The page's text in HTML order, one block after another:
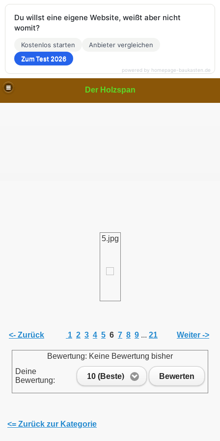
Der Holzspan
5.jpg
<- Zurück 1 2 3 4 5 6 7 8 9 ... 21 Weiter ->
Bewertung: Keine Bewertung bisher
Deine
Bewertung:
10 (Beste) Bewerten
<= Zurück zur Kategorie
Du willst eine eigene Website, weißt aber nicht
womit?
Kostenlos starten
Anbieter vergleichen
Zum Test 2026
powered by homepage-baukasten.de